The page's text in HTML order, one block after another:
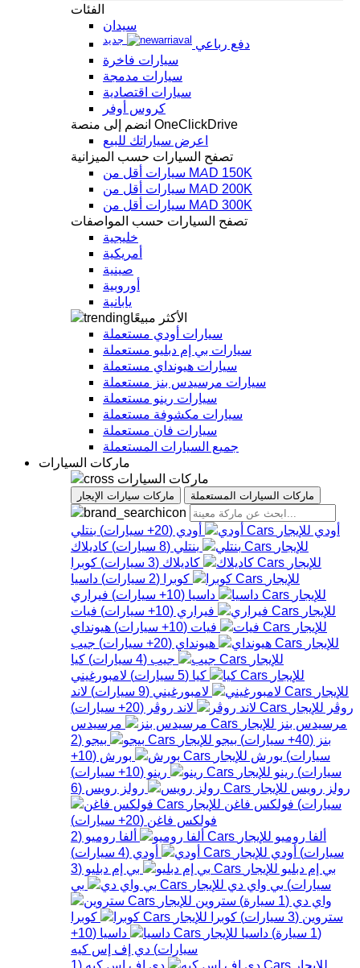
الفئات
سيدان
دفع رباعي
جديد
سيارات فاخرة
سيارات مدمجة
سيارات اقتصادية
كروس أوفر
انضم إلى منصة OneClickDrive
اعرض سياراتك للبيع
تصفح السيارات حسب الميزانية
سيارات أقل من MAD 150K
سيارات أقل من MAD 200K
سيارات أقل من MAD 300K
تصفح السيارات حسب المواصفات
خليجية
أمريكية
صينية
أوروبية
يابانية
الأكثر مبيعًا
سيارات أودي مستعملة
سيارات بي إم دبليو مستعملة
سيارات هيونداي مستعملة
سيارات مرسيدس بنز مستعملة
سيارات رينو مستعملة
سيارات مكشوفة مستعملة
سيارات فان مستعملة
جميع السيارات المستعملة
ماركات السيارات
ماركات السيارات
ماركات سيارات الإيجار ماركات السيارات المستعملة
أودي أودي (
20+ سيارات) بنتلي
بنتلي (
8 سيارات) كاديلاك
كاديلاك (
3 سيارات) كوبرا
كوبرا (
2 سيارات) داسيا
داسيا (
10+ سيارات) فيراري
فيراري (
10+ سيارات) فيات
فيات (
10+ سيارات) هيونداي
هيونداي (
20+ سيارات) جيب
جيب (
4 سيارات) كيا
كيا (
5 سيارات) لامبورغيني
لامبورغيني (
9 سيارات) لاند
روڤر
لاند روڤر (
20+ سيارات)
مرسيدس بنز
مرسيدس
بنز (
40+ سيارات) بيجو بيجو (
2
سيارات) بورش بورش (
10+
سيارات) رينو رينو (
10+ سيارات)
رولز رويس
رولز رويس (
6
سيارات) فولكس فاغن
فولكس فاغن (
20+ سيارات)
ألفا روميو
ألفا روميو (
2
سيارات) أودي أودي (
4 سيارات)
بي إم دبليو
بي إم دبليو (
3
سيارات) بي واي دي
بي
واي دي (
1 سيارة) ستروين
ستروين (
3 سيارات) كوبرا
كوبرا
(
1 سيارة) داسيا داسيا (
10+
سيارات) دي إف إس كيه